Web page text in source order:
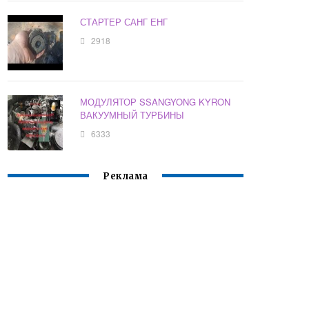
СТАРТЕР САНГ ЕНГ
2918
МОДУЛЯТОР SSANGYONG KYRON
ВАКУУМНЫЙ ТУРБИНЫ
6333
Реклама